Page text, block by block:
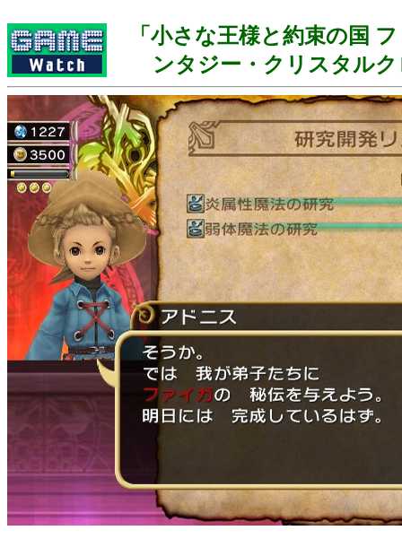
「小さな王様と約束の国
ンタジー・クリスタル